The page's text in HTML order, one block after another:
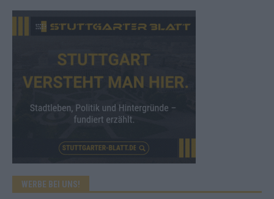
WERBE BEI UNS!